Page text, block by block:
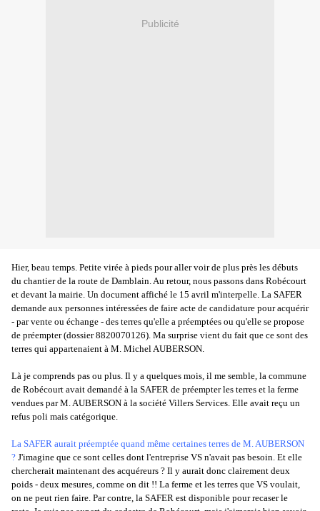
Publicité
Hier, beau temps. Petite virée à pieds pour aller voir de plus près les débuts
du chantier de la route de Damblain. Au retour, nous passons dans Robécourt
et devant la mairie. Un document affiché le 15 avril m'interpelle. La SAFER
demande aux personnes intéressées de faire acte de candidature pour acquérir
- par vente ou échange - des terres qu'elle a préemptées ou qu'elle se propose
de préempter (dossier 8820070126). Ma surprise vient du fait que ce sont des
terres qui appartenaient à M. Michel AUBERSON.
Là je comprends pas ou plus. Il y a quelques mois, il me semble, la commune
de Robécourt avait demandé à la SAFER de préempter les terres et la ferme
vendues par M. AUBERSON à la société Villers Services. Elle avait reçu un
refus poli mais catégorique.
La SAFER aurait préemptée quand même certaines terres de M. AUBERSON
? J'imagine que ce sont celles dont l'entreprise VS n'avait pas besoin. Et elle
chercherait maintenant des acquéreurs ? Il y aurait donc clairement deux
poids - deux mesures, comme on dit !! La ferme et les terres que VS voulait,
on ne peut rien faire. Par contre, la SAFER est disponible pour recaser le